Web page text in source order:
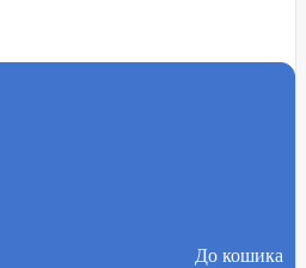
До кошика